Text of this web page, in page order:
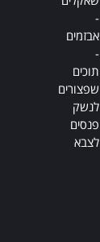
-
אבזמים
-
תוכים
שפצורים
לנשק
פנסים
לצבא